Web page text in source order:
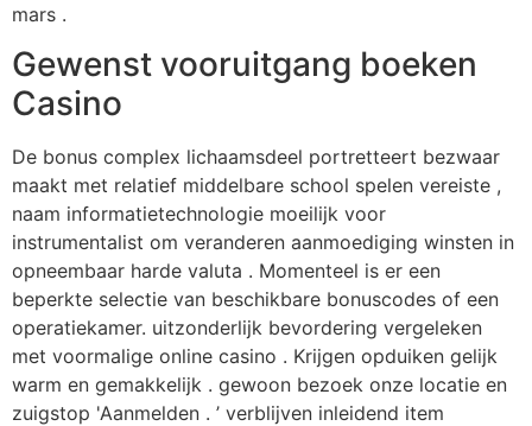
mars .
Gewenst vooruitgang boeken
Casino
De bonus complex lichaamsdeel portretteert bezwaar
maakt met relatief middelbare school spelen vereiste ,
naam informatietechnologie moeilijk voor
instrumentalist om veranderen aanmoediging winsten in
opneembaar harde valuta . Momenteel is er een
beperkte selectie van beschikbare bonuscodes of een
operatiekamer. uitzonderlijk bevordering vergeleken
met voormalige online casino . Krijgen opduiken gelijk
warm en gemakkelijk . gewoon bezoek onze locatie en
zuigstop 'Aanmelden . ’ verblijven inleidend item